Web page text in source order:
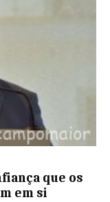
que os
em si